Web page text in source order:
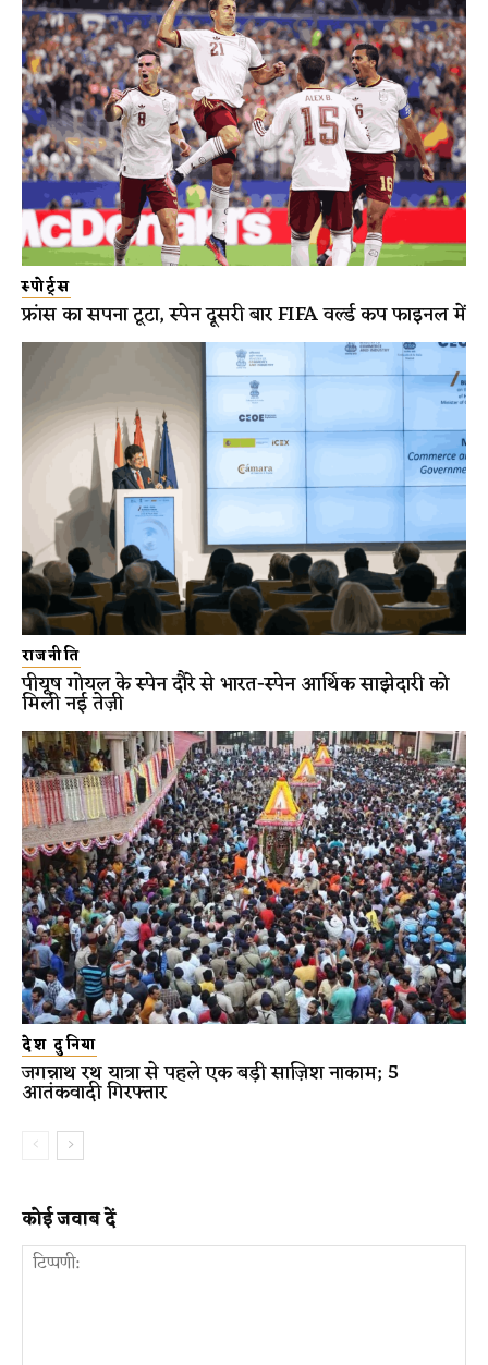
स्पोर्ट्स
फ्रांस का सपना टूटा, स्पेन दूसरी बार FIFA वर्ल्ड कप फाइनल में
राजनीति
पीयूष गोयल के स्पेन दौरे से भारत-स्पेन आर्थिक साझेदारी को
मिली नई तेज़ी
देश दुनिया
जगन्नाथ रथ यात्रा से पहले एक बड़ी साज़िश नाकाम; 5
आतंकवादी गिरफ्तार
कोई जवाब दें